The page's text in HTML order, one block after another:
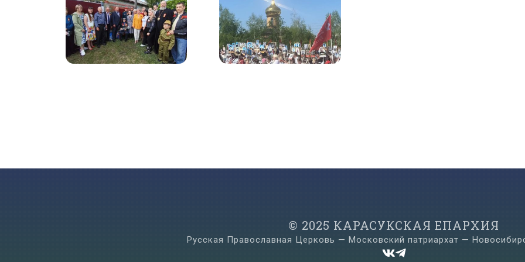
© 2025 КАРАСУКСКАЯ ЕПАРХИЯ
Русская Православная Церковь — Московский патриархат —
